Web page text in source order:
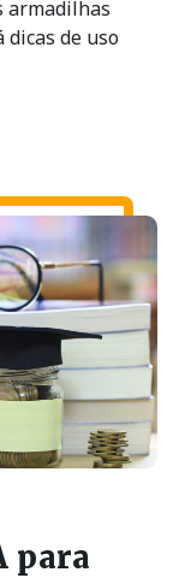
armadilhas
dicas de uso
para